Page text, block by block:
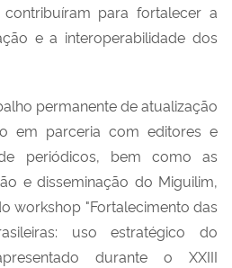
contribuíram para fortalecer a
e a interoperabilidade dos
permanente de atualização
em parceria com editores e
periódicos, bem como as
e disseminação do Miguilim,
workshop "Fortalecimento das
uso estratégico do
durante o XXIII